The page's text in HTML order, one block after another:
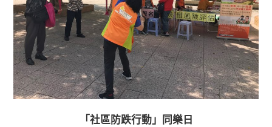
「社區防跌行動」同樂日